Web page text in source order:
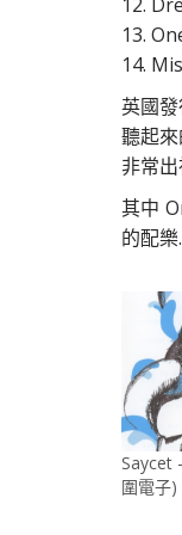
13.
14.
英國
聽起
非常
其中
的配樂
Saycet
圍電子)